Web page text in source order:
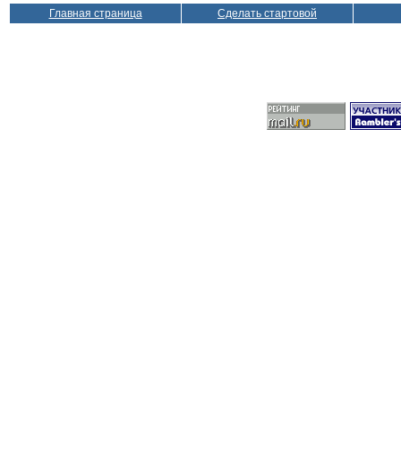
Главная страница Сделать стартовой